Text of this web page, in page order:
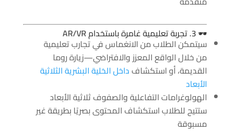
🕶️ 3. تجربة تعليمية غامرة باستخدام AR/VR
سيتمكن الطلاب من الانغماس في تجارب تعليمية
من خلال الواقع المعزز والافتراضي—زيارة روما
القديمة، أو استكشاف داخل الخلية البشرية الثلاثية
الأبعاد
الهولوغرامات التفاعلية والصفوف ثلاثية الأبعاد
ستتيح للطلاب استكشاف المحتوى بصريًا بطريقة غير
مسبوقة